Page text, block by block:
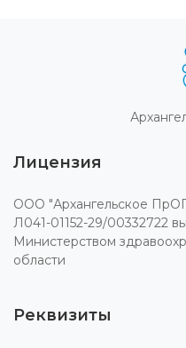
Лицензия
ООО "Архангельское
Л041-01152-29/00332722
Министерством
области
Реквизиты